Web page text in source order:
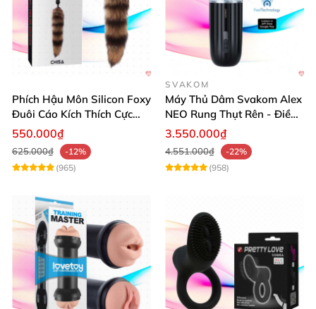
Phích Hậu Môn Silicon Foxy
Đuôi Cáo Kích Thích Cực
Đỉnh
550.000₫
625.000₫
-12%
(965)
SVAKOM
Máy Thủ Dâm Svakom Alex
NEO Rung Thụt Rên - Điều
Khiển App, Siêu Phê
3.550.000₫
4.551.000₫
-22%
(958)